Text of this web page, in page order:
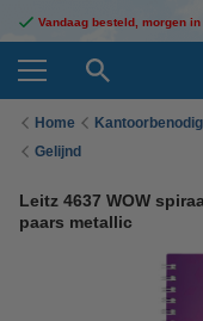
Vandaag besteld, morgen
Home
Gelijnd
Leitz 4637 WOW
paars metallic